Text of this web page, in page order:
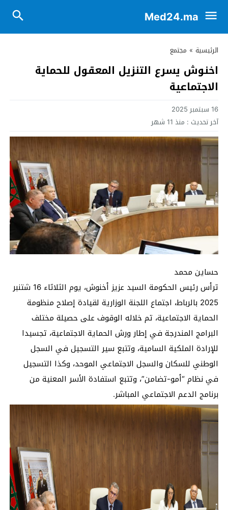
Med24.ma
الرئيسية » مجتمع
اخنوش يسرع التنزيل المعقول للحماية
الاجتماعية
16 سبتمبر 2025
آخر تحديث : منذ 11 شهر
حساين محمد
ترأس رئيس الحكومة السيد عزيز أخنوش، يوم الثلاثاء 16 شتنبر
2025 بالرباط، اجتماع اللجنة الوزارية لقيادة إصلاح منظومة
الحماية الاجتماعية، تم خلاله الوقوف على حصيلة مختلف
البرامج المندرجة في إطار ورش الحماية الاجتماعية، تجسيدا
للإرادة الملكية السامية، وتتبع سير التسجيل في السجل
الوطني للسكان والسجل الاجتماعي الموحد، وكذا التسجيل
في نظام “أمو-تضامن”، وتتبع استفادة الأسر المعنية من
برنامج الدعم الاجتماعي المباشر.